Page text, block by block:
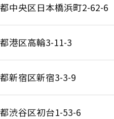
中央区日本橋浜町2-62-6
港区高輪3-11-3
新宿区新宿3-3-9
渋谷区初台1-53-6